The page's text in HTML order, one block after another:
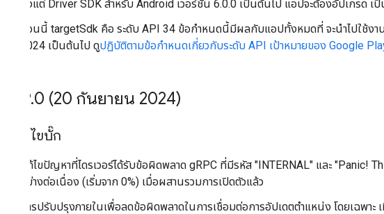
ตั้งแต่ Driver SDK สำหรับ Android เวอร์ชัน 6.0.0 เป็นต้นไป แอปจะต้องอัปเกรด เ
ตอนนี้ targetSdk คือ ระดับ API 34 ข้อกำหนดนี้มีผลกับแอปทั้งหมดที่ จะนำไปใช้ง
2024 เป็นต้นไป ดูปฏิบัติตามข้อกำหนดเกี่ยวกับระดับ API เป้าหมายของ Google
99.0 (20 กันยายน 2024)
การแก้ไขบั๊ก
แก้ไขปัญหาที่ไดรเวอร์ได้รับข้อผิดพลาด gRPC ที่มีรหัส "INTERNAL" และ "Panic!
อย่างต่อเนื่อง (เริ่มจาก 0%) เมื่อผสานรวมการเปิดตัวแล้ว
การปรับปรุงภายในเพื่อลดข้อผิดพลาดในการเชื่อมต่อการอัปเดตตำแหน่ง โดยเฉพา